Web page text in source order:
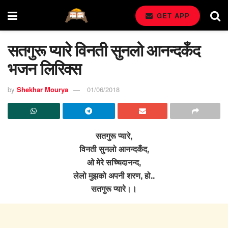
GET APP
सतगुरू प्यारे विनती सुनलो आनन्दकँद
भजन लिरिक्स
by Shekhar Mourya 01/06/2018
सतगुरू प्यारे,
विनती सुनलो आनन्दकँद,
ओ मेरे सच्चिदानन्द,
लेलो मुझको अपनी शरण, हो..
सतगुरू प्यारे।।